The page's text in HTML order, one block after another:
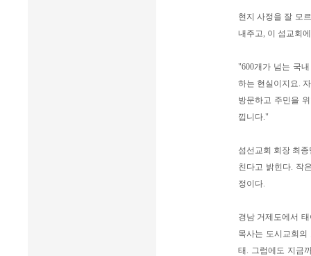
현지 사정을 잘 모
내주고, 이 섬교회
"600개가 넘는 국
하는 현실이지요.
방문하고 주민을
낍니다."
섬선교회 회장 최
친다고 밝힌다. 작
정이다.
경남 거제도에서
목사는 도시교회
태. 그럼에도 지금